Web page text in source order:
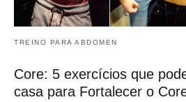
TREINO PARA ABDOMEN
Core: 5 exercícios que
casa para Fortalecer o